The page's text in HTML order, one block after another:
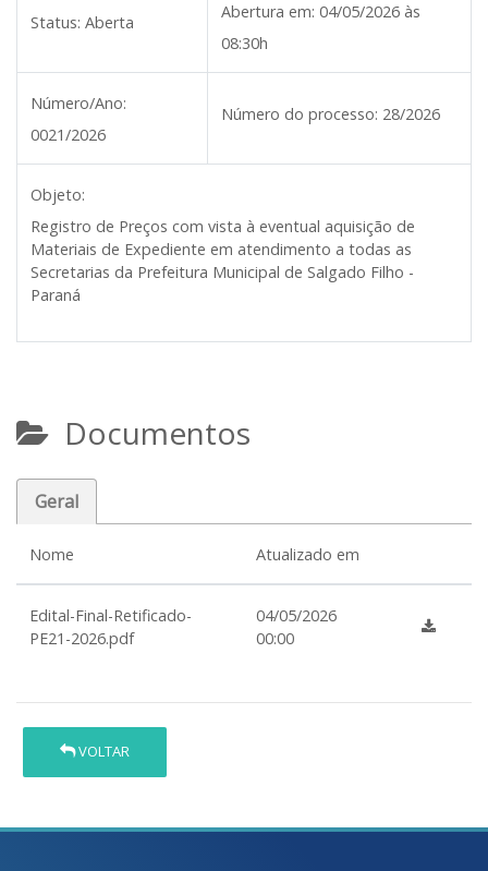
Status: Aberta
Abertura em: 04/05/2026 às
08:30h
Número/Ano:
0021/2026
Número do processo: 28/2026
Objeto:
Registro de Preços com vista à eventual aquisição de
Materiais de Expediente em atendimento a todas as
Secretarias da Prefeitura Municipal de Salgado Filho -
Paraná
Documentos
Geral
Nome Atualizado em
Edital-Final-Retificado-
PE21-2026.pdf
04/05/2026
00:00
VOLTAR